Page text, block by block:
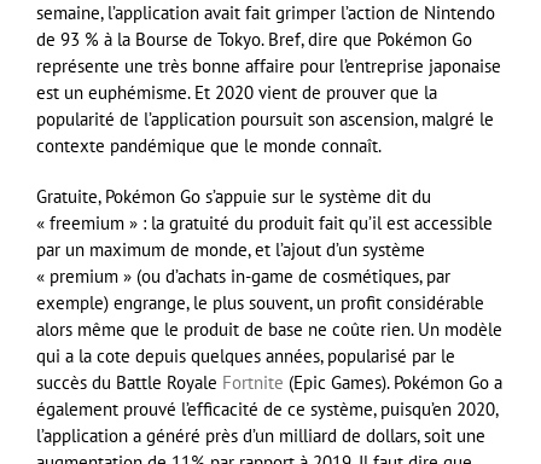
semaine, l’application avait fait grimper l’action de Nintendo
de 93 % à la Bourse de Tokyo. Bref, dire que Pokémon Go
représente une très bonne affaire pour l’entreprise japonaise
est un euphémisme. Et 2020 vient de prouver que la
popularité de l’application poursuit son ascension, malgré le
contexte pandémique que le monde connaît.
Gratuite, Pokémon Go s’appuie sur le système dit du
« freemium » : la gratuité du produit fait qu’il est accessible
par un maximum de monde, et l’ajout d’un système
« premium » (ou d’achats in-game de cosmétiques, par
exemple) engrange, le plus souvent, un profit considérable
alors même que le produit de base ne coûte rien. Un modèle
qui a la cote depuis quelques années, popularisé par le
succès du Battle Royale Fortnite (Epic Games). Pokémon Go a
également prouvé l’efficacité de ce système, puisqu’en 2020,
l’application a généré près d’un milliard de dollars, soit une